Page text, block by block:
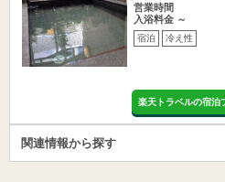
営業時間
入浴料金 ～
宿泊 冷え性
楽天トラベルの宿泊
関連情報から探す